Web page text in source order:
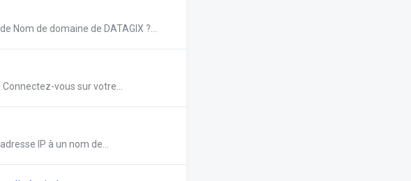
de domaine de DATAGIX ?...
vous sur votre...
IP à un nom de...